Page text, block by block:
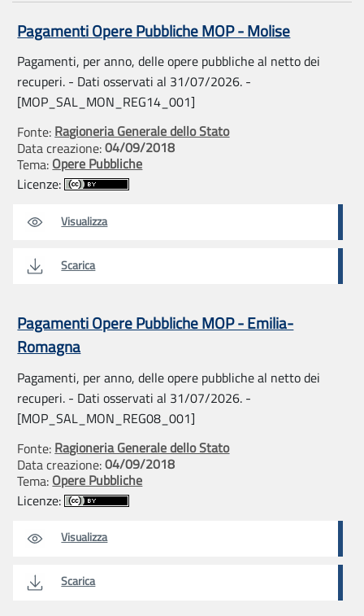
Pagamenti Opere Pubbliche MOP - Molise
Pagamenti, per anno, delle opere pubbliche al netto dei
recuperi. - Dati osservati al 31/07/2026. -
[MOP_SAL_MON_REG14_001]
Fonte: Ragioneria Generale dello Stato
Data creazione:04/09/2018
Tema: Opere Pubbliche
Licenze:
Visualizza
Scarica
Pagamenti Opere Pubbliche MOP - Emilia-
Romagna
Pagamenti, per anno, delle opere pubbliche al netto dei
recuperi. - Dati osservati al 31/07/2026. -
[MOP_SAL_MON_REG08_001]
Fonte: Ragioneria Generale dello Stato
Data creazione:04/09/2018
Tema: Opere Pubbliche
Licenze:
Visualizza
Scarica